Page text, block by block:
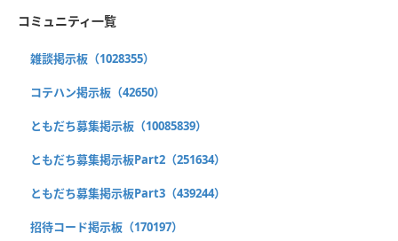
コミュニティ一覧
雑談掲示板（1028355）
コテハン掲示板（42650）
ともだち募集掲示板（10085839）
ともだち募集掲示板Part2（251634）
ともだち募集掲示板Part3（439244）
招待コード掲示板（170197）